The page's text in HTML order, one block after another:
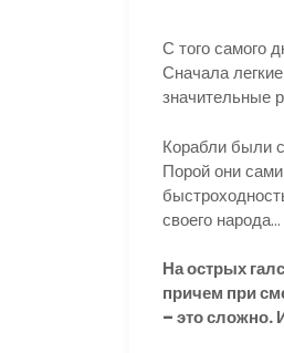
С того самого
Сначала
значительные
Корабли были
Порой они
своего
На острых
причем при
– это сложно.